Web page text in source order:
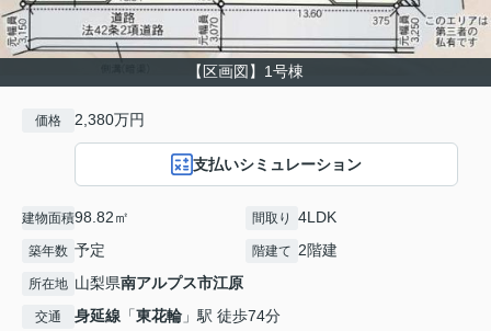
【区画図】1号棟
価格 2,380万円
支払いシミュレーション
建物面積98.82㎡ 間取り 4LDK
築年数 予定 階建て 2階建
所在地 山梨県南アルプス市江原
交通 身延線 「東花輪 」駅 徒歩74分